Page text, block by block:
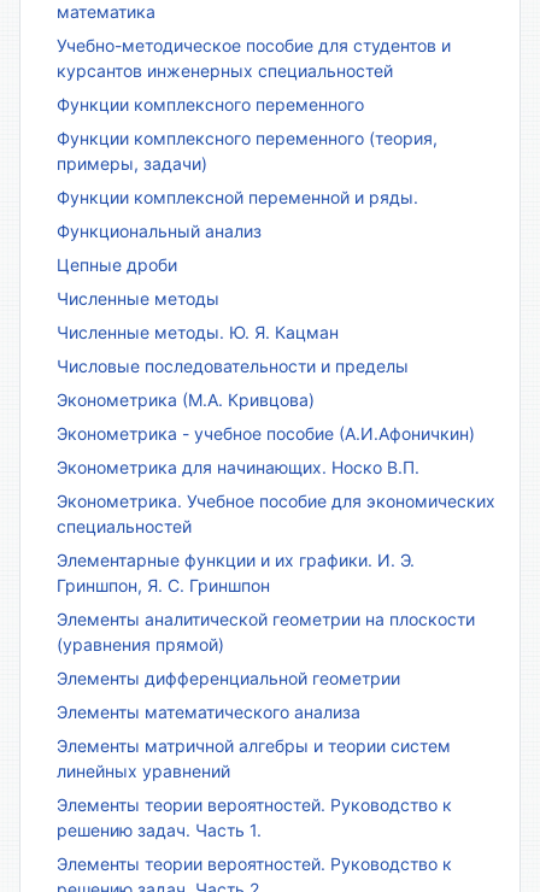
математика
Учебно-методическое пособие для студентов и
курсантов инженерных специальностей
Функции комплексного переменного
Функции комплексного переменного (теория,
примеры, задачи)
Функции комплексной переменной и ряды.
Функциональный анализ
Цепные дроби
Численные методы
Численные методы. Ю. Я. Кацман
Числовые последовательности и пределы
Эконометрика (М.А. Кривцова)
Эконометрика - учебное пособие (А.И.Афоничкин)
Эконометрика для начинающих. Носко В.П.
Эконометрика. Учебное пособие для экономических
специальностей
Элементарные функции и их графики. И. Э.
Гриншпон, Я. С. Гриншпон
Элементы аналитической геометрии на плоскости
(уравнения прямой)
Элементы дифференциальной геометрии
Элементы математического анализа
Элементы матричной алгебры и теории систем
линейных уравнений
Элементы теории вероятностей. Руководство к
решению задач. Часть 1.
Элементы теории вероятностей. Руководство к